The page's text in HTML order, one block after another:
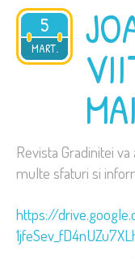
5
MART.
2026
Revista Gradinitei
multe sfaturi si
https://